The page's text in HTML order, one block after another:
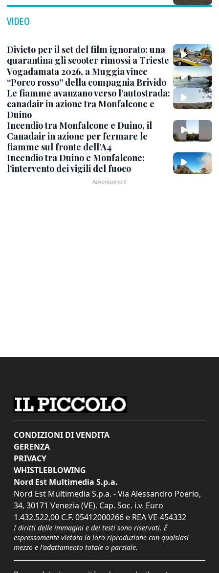
VIDEO
Divieto per il set del film ignorato: una
quarantina gli scooter rimossi a Trieste
Vogadamata 2026, a Muggia vince
“Porco rosso” della compagnia Brivido
Le fiamme avanzano verso l’autostrada:
canadair in azione tra Monfalcone e
Duino
Incendio tra Monfalcone e Duino, il
Canadair in azione per fermare le
fiamme sul fronte dell’A4
Incendio tra Duino e Monfalcone:
l’intervento dei vigili del fuoco
CONDIZIONI DI VENDITA
GERENZA
PRIVACY
WHISTLEBLOWING
Nord Est Multimedia S.p.a.
Nord Est Multimedia S.p.a. - Via Alessandro Poerio,
34, 30171 Venezia (VE). Cap. Soc. i.v. Euro
1.432.522,00 C.F. 05412000266 e REA VE-454332
I diritti delle immagini e dei testi sono riservati. È
espressamente vietata la loro riproduzione con qualsiasi
mezzo e l'adattamento totale o parziale.